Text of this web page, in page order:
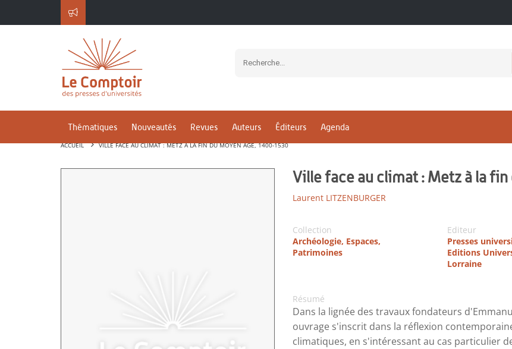
Thématiques Nouveautés Revues Auteurs Éditeurs Agenda
ACCUEIL VILLE FACE AU CLIMAT : METZ À LA FIN DU MOYEN ÂGE, 1400-1530
Ville face au climat : Metz à la
Laurent LITZENBURGER
Collection
Archéologie, Espaces,
Patrimoines
Editeur
Presses
Editions
Lorraine
Résumé
Dans la lignée des travaux fondateurs
ouvrage s'inscrit dans la réflexion
climatiques, en s'intéressant au cas particulier